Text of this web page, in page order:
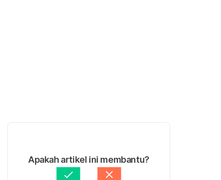
Apakah artikel ini membantu?